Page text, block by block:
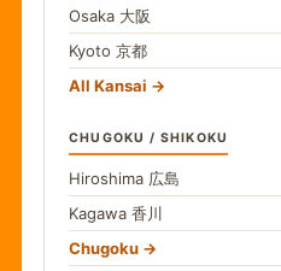
Osaka 大阪
Kyoto 京都
All Kansai
CHUGOKU / SHIKOKU
Hiroshima 広島
Kagawa 香川
Chugoku